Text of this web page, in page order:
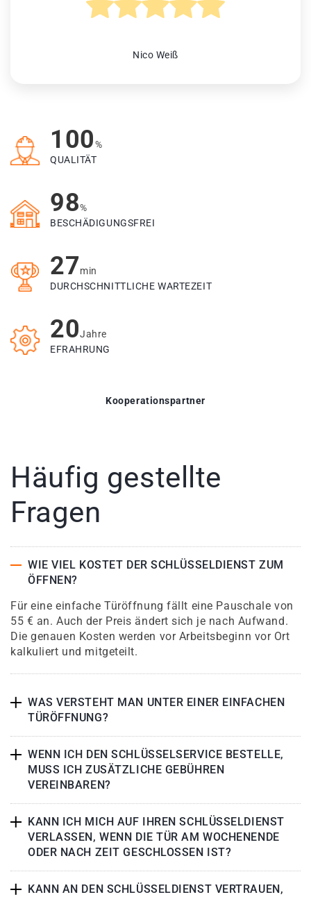
Nico Weiß
100%
QUALITÄT
98%
BESCHÄDIGUNGSFREI
27min
DURCHSCHNITTLICHE WARTEZEIT
20Jahre
EFRAHRUNG
Kooperationspartner
Häufig gestellte
Fragen
WIE VIEL KOSTET DER SCHLÜSSELDIENST ZUM
ÖFFNEN?
Für eine einfache Türöffnung fällt eine Pauschale von
55 € an. Auch der Preis ändert sich je nach Aufwand.
Die genauen Kosten werden vor Arbeitsbeginn vor Ort
kalkuliert und mitgeteilt.
WAS VERSTEHT MAN UNTER EINER EINFACHEN
TÜRÖFFNUNG?
WENN ICH DEN SCHLÜSSELSERVICE BESTELLE,
MUSS ICH ZUSÄTZLICHE GEBÜHREN
VEREINBAREN?
KANN ICH MICH AUF IHREN SCHLÜSSELDIENST
VERLASSEN, WENN DIE TÜR AM WOCHENENDE
ODER NACH ZEIT GESCHLOSSEN IST?
KANN AN DEN SCHLÜSSELDIENST VERTRAUEN,